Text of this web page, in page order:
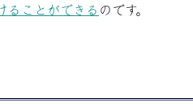
ることができる のです。